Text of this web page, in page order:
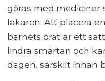
göras med mediciner
läkaren. Att placera
barnets örat är ett
lindra smärtan och
dagen, särskilt innan